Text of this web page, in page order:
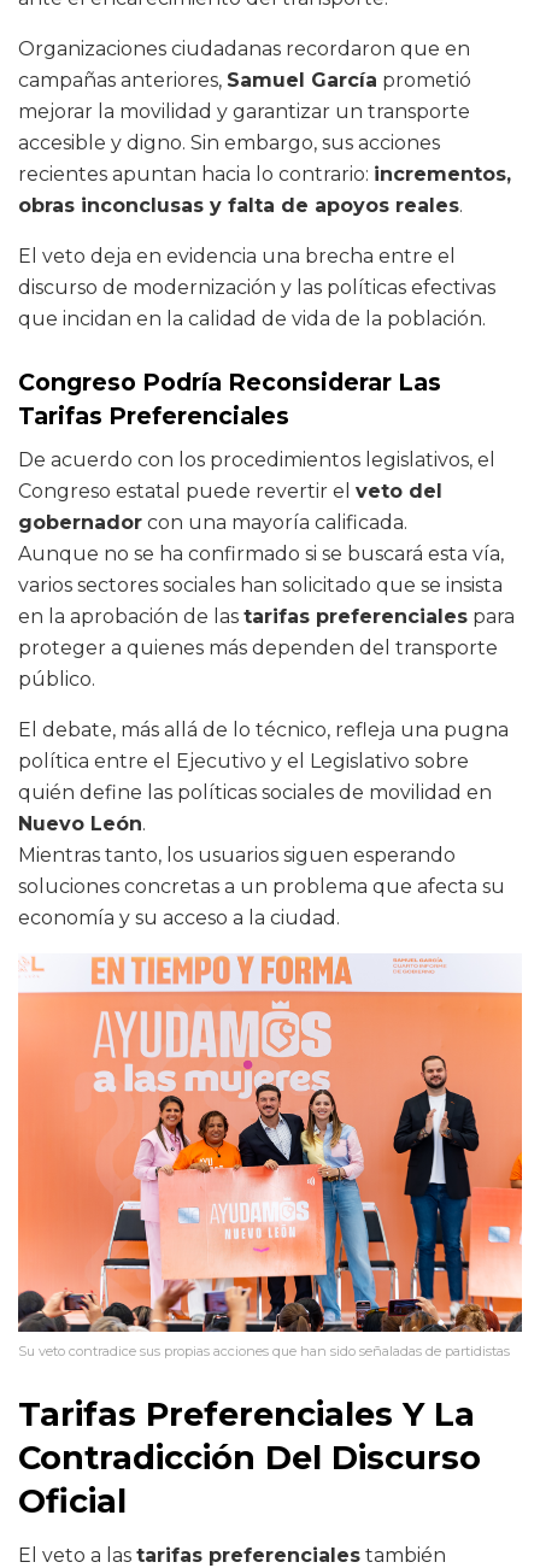
Organizaciones ciudadanas recordaron que en
campañas anteriores, Samuel García prometió
mejorar la movilidad y garantizar un transporte
accesible y digno. Sin embargo, sus acciones
recientes apuntan hacia lo contrario: incrementos,
obras inconclusas y falta de apoyos reales.
El veto deja en evidencia una brecha entre el
discurso de modernización y las políticas efectivas
que incidan en la calidad de vida de la población.
Congreso Podría Reconsiderar Las
Tarifas Preferenciales
De acuerdo con los procedimientos legislativos, el
Congreso estatal puede revertir el veto del
gobernador con una mayoría calificada.
Aunque no se ha confirmado si se buscará esta vía,
varios sectores sociales han solicitado que se insista
en la aprobación de las tarifas preferenciales para
proteger a quienes más dependen del transporte
público.
El debate, más allá de lo técnico, refleja una pugna
política entre el Ejecutivo y el Legislativo sobre
quién define las políticas sociales de movilidad en
Nuevo León.
Mientras tanto, los usuarios siguen esperando
soluciones concretas a un problema que afecta su
economía y su acceso a la ciudad.
Su veto contradice sus propias acciones que han sido señaladas de partidistas
Tarifas Preferenciales Y La
Contradicción Del Discurso
Oficial
El veto a las tarifas preferenciales también